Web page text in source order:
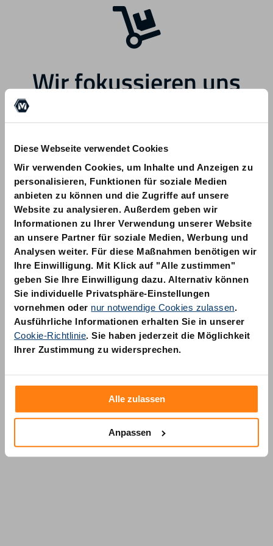
Diese Webseite verwendet Cookies
Wir verwenden Cookies, um Inhalte und Anzeigen zu
personalisieren, Funktionen für soziale Medien
anbieten zu können und die Zugriffe auf unsere
Website zu analysieren. Außerdem geben wir
Informationen zu Ihrer Verwendung unserer Website
an unsere Partner für soziale Medien, Werbung und
Analysen weiter. Für diese Maßnahmen benötigen wir
Ihre Einwilligung. Mit Klick auf "Alle zustimmen"
geben Sie Ihre Einwilligung dazu. Alternativ können
Sie individuelle Privatsphäre-Einstellungen
vornehmen oder nur notwendige Cookies zulassen.
Ausführliche Informationen erhalten Sie in unserer
Cookie-Richtlinie. Sie haben jederzeit die Möglichkeit
Ihrer Zustimmung zu widersprechen.
Alle zulassen
Anpassen
Wir fokussieren uns
zukünftig auf andere
Bereiche.
Bei Fragen zu Ihrer Bestellung wenden
Sie sich bitte an info@am-quality.com
AM Quality GmbH
Wolfsstraße 6-14